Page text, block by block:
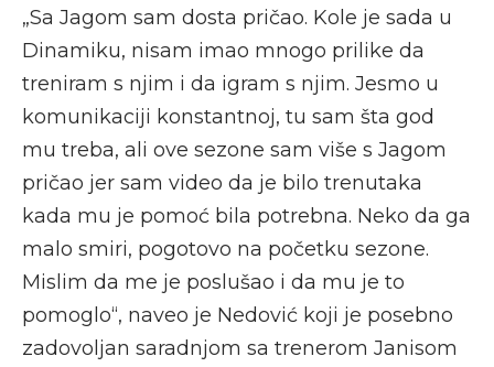
„Sa Jagom sam dosta pričao. Kole je sada u
Dinamiku, nisam imao mnogo prilike da
treniram s njim i da igram s njim. Jesmo u
komunikaciji konstantnoj, tu sam šta god
mu treba, ali ove sezone sam više s Jagom
pričao jer sam video da je bilo trenutaka
kada mu je pomoć bila potrebna. Neko da ga
malo smiri, pogotovo na početku sezone.
Mislim da me je poslušao i da mu je to
pomoglo“, naveo je Nedović koji je posebno
zadovoljan saradnjom sa trenerom Janisom